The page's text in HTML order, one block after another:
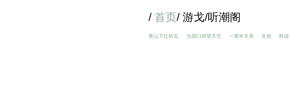
/ 首页/ 游戈/听潮阁
青山下红砖瓦 当我们仰望天空 一厘米关系 失色 秋游